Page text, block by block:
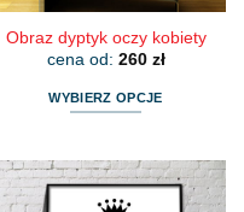
Obraz dyptyk oczy kobiety
cena od: 260 zł
WYBIERZ OPCJE
ma
wiele